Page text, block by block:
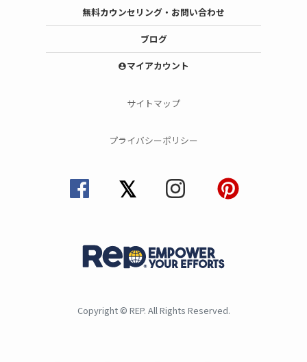
無料カウンセリング・お問い合わせ
ブログ
account_circleマイアカウント
サイトマップ
プライバシーポリシー
Copyright © REP. All Rights Reserved.